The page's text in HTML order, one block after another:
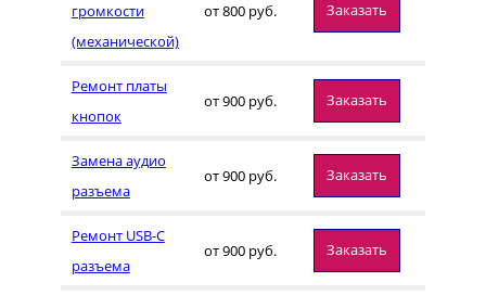
громкости
(механической)
от 800 руб. Заказать
Ремонт платы
кнопок
от 900 руб. Заказать
Замена аудио
разъема
от 900 руб. Заказать
Ремонт USB-C
разъема
от 900 руб. Заказать